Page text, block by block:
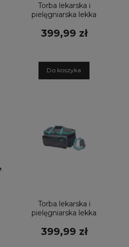
Torba lekarska i
pielęgniarska lekka
malinowa
399,99 zł
Do koszyka
Torba lekarska i
pielęgniarska lekka
turkusowa
399,99 zł